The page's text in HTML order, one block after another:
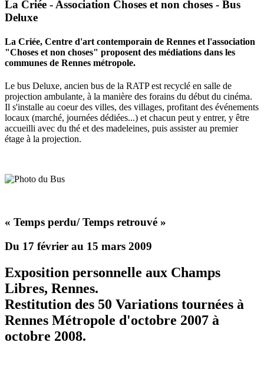
La Criée - Association Choses et non choses - Bus
Deluxe
La Criée, Centre d'art contemporain de Rennes et l'association
"Choses et non choses" proposent des médiations dans les
communes de Rennes métropole.
Le bus Deluxe, ancien bus de la RATP est recyclé en salle de
projection ambulante, à la manière des forains du début du cinéma.
Il s'installe au coeur des villes, des villages, profitant des événements
locaux (marché, journées dédiées...) et chacun peut y entrer, y être
accueilli avec du thé et des madeleines, puis assister au premier
étage à la projection.
« Temps perdu/ Temps retrouvé »
Du 17 février au 15 mars 2009
Exposition personnelle aux Champs
Libres, Rennes.
Restitution des 50 Variations tournées à
Rennes Métropole d'octobre 2007 à
octobre 2008.